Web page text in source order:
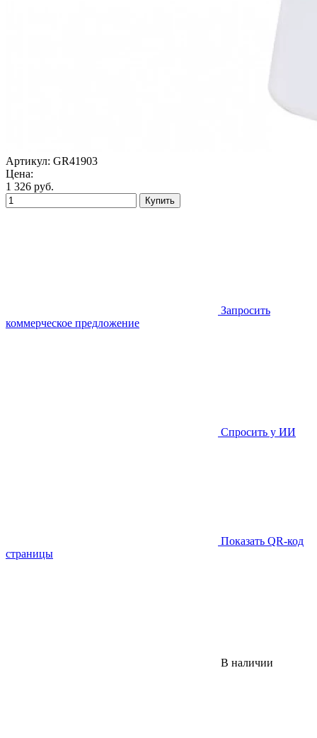
Артикул: GR41903
Цена:
1 326 руб.
Купить
Запросить
коммерческое предложение
Спросить у ИИ
Показать QR-код
страницы
В наличии